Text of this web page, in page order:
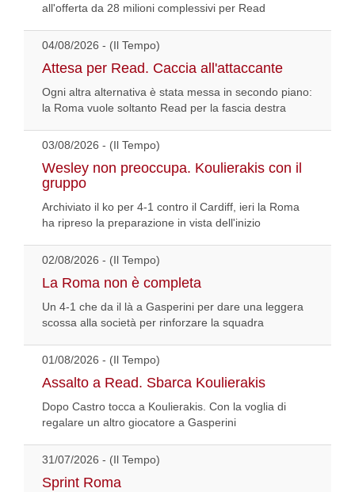
all'offerta da 28 milioni complessivi per Read
04/08/2026 - (Il Tempo)
Attesa per Read. Caccia all'attaccante
Ogni altra alternativa è stata messa in secondo piano:
la Roma vuole soltanto Read per la fascia destra
03/08/2026 - (Il Tempo)
Wesley non preoccupa. Koulierakis con il
gruppo
Archiviato il ko per 4-1 contro il Cardiff, ieri la Roma
ha ripreso la preparazione in vista dell'inizio
02/08/2026 - (Il Tempo)
La Roma non è completa
Un 4-1 che da il là a Gasperini per dare una leggera
scossa alla società per rinforzare la squadra
01/08/2026 - (Il Tempo)
Assalto a Read. Sbarca Koulierakis
Dopo Castro tocca a Koulierakis. Con la voglia di
regalare un altro giocatore a Gasperini
31/07/2026 - (Il Tempo)
Sprint Roma